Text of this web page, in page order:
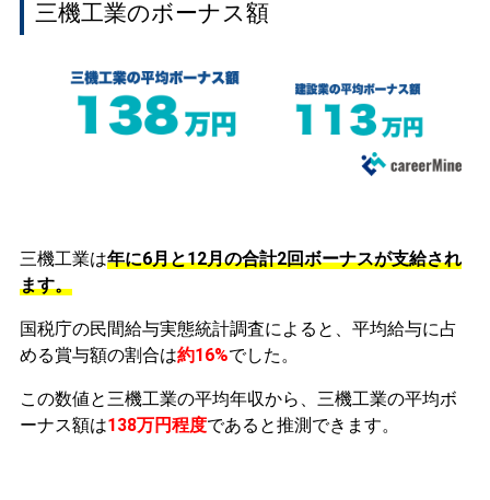
三機工業のボーナス額
三機工業は年に6月と12月の合計2回ボーナスが支給され
ます。
国税庁の民間給与実態統計調査によると、平均給与に占
める賞与額の割合は約16%でした。
この数値と三機工業の平均年収から、三機工業の平均ボ
ーナス額は138万円程度であると推測できます。